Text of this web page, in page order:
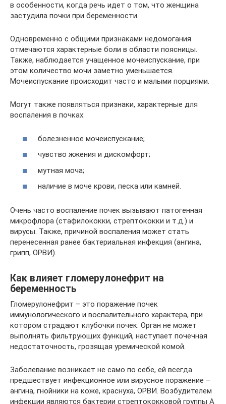
в особенности, когда речь идет о том, что женщина
застудила почки при беременности.
Одновременно с общими признаками недомогания
отмечаются характерные боли в области поясницы.
Также, наблюдается учащенное мочеиспускание, при
этом количество мочи заметно уменьшается.
Мочеиспускание происходит часто и малыми порциями.
Могут также появляться признаки, характерные для
воспаления в почках:
болезненное мочеиспускание;
чувство жжения и дискомфорт;
мутная моча;
наличие в моче крови, песка или камней.
Очень часто воспаление почек вызывают патогенная
микрофлора (стафилококки, стрептококки и т.д.) и
вирусы. Также, причиной воспаления может стать
перенесенная ранее бактериальная инфекция (ангина,
грипп, ОРВИ).
Как влияет гломерулонефрит на
беременность
Гломерулонефрит – это поражение почек
иммунологического и воспалительного характера, при
котором страдают клубочки почек. Орган не может
выполнять фильтрующих функций, наступает почечная
недостаточность, грозящая уремической комой.
Заболевание возникает не само по себе, ей всегда
предшествует инфекционное или вирусное поражение –
ангина, гнойники на коже, краснуха, ОРВИ. Возбудителем
инфекции являются бактерии стрептококковой группы А